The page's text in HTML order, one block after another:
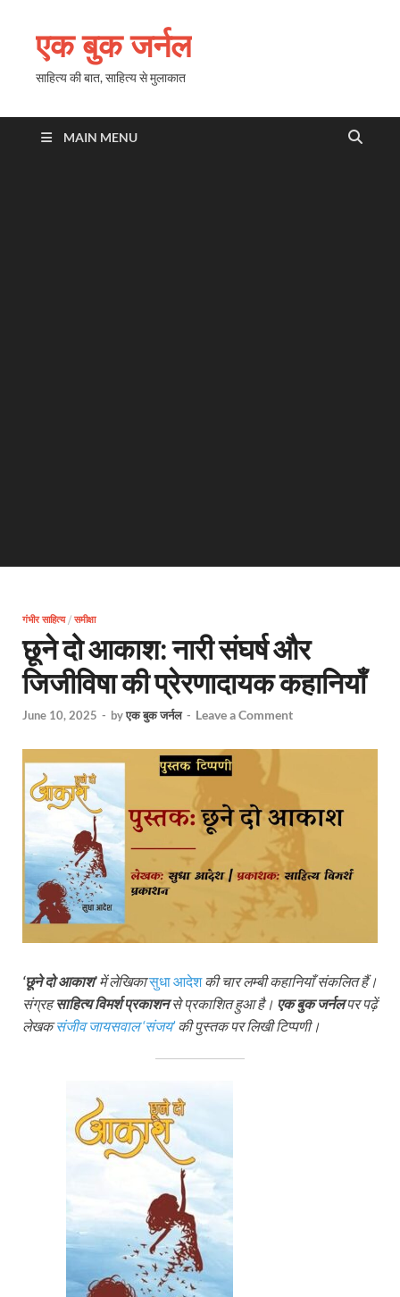
एक बुक जर्नल
साहित्य की बात, साहित्य से मुलाकात
MAIN MENU
गंभीर साहित्य/ समीक्षा
छूने दो आकाश: नारी संघर्ष और
जिजीविषा की प्रेरणादायक कहानियाँ
June 10, 2025 - byएक बुक जर्नल - Leave a Comment
‘छूने दो आकाश’में लेखिकासुधा आदेशकी चार लम्बी कहानियाँ संकलित हैं।
संग्रहसाहित्य विमर्श प्रकाशनसे प्रकाशित हुआ है। एक बुक जर्नलपर पढ़ें
लेखकसंजीव जायसवाल ‘संजय’की पुस्तक पर लिखी टिप्पणी।